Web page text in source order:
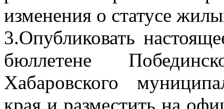
изменения о статусе
3.Опубликовать
бюллетене
Хабаровского